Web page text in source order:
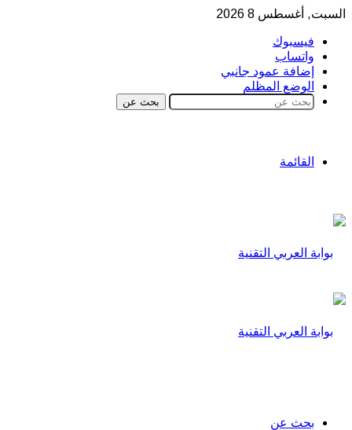
السبت, أغسطس 8 2026
فيسبوك
واتساب
إضافة عمود جانبي
الوضع المظلم
بحث عن
القائمة
بحث عن